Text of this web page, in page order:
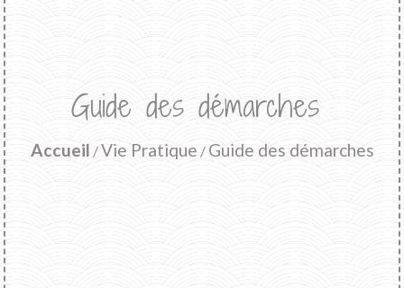
Guide des démarches
Accueil /Vie Pratique / Guide des démarches